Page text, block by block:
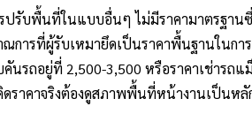
ปรับพื้นที่ในแบบอื่นๆ ไม่มีราคามาตรฐาน
การที่ผู้รับเหมายึดเป็นราคาพื้นฐานในกา
นรถอยู่ที่ 2,500-3,500 หรือราคาเช่ารถแ
ราคาจริงต้องดูสภาพพื้นที่หน้างานเป็นหลั